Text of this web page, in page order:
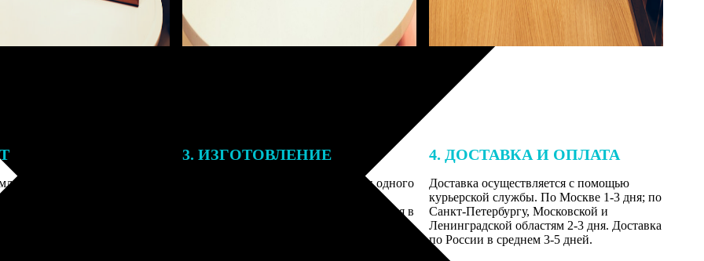
заказа с вами свяжется
для обсуждения деталей
согласования и
заказа по телефону и
мы приступим к его
3. ИЗГОТОВЛЕНИЕ
Все заказы выполняются в течении одного
рабочего дня, после чего передаются
курьеру для доставки либо отправляются в
4. ДОСТАВКА И ОПЛАТА
Доставка осуществляется с помощью
курьерской службы. По Москве 1-3 дня; по
Санкт-Петербургу, Московской и
Ленинградской областям 2-3 дня. Доставка
по России в среднем 3-5 дней.